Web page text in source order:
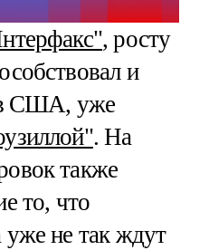
, росту
и
в США, уже
. На
также
то, что
уже не так ждут